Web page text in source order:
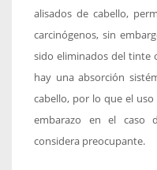
alisados de cabello,
carcinógenos, sin
sido eliminados del tinte
hay una absorción
cabello, por lo que el
embarazo en el caso
considera preocupante.